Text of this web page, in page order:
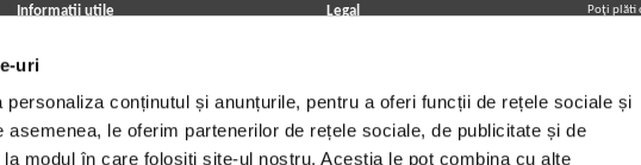
uri
conținutul și anunțurile, pentru a oferi funcții de rețele sociale și
asemenea, le oferim partenerilor de rețele sociale, de publicitate și de
modul în care folosiți site-ul nostru. Aceștia le pot combina cu alte
Informatii utile
Achizitii viniluri, casete, CD/DVD
Cum cumpar?
Politica de livrare
Retur comenzi
Angajari - Cariere
Legal
Termeni si conditii
Utilizare cookie-uri
Poţi plăti